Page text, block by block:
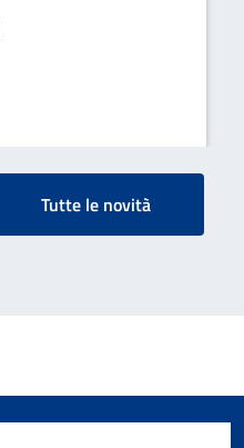
Tutte le novità